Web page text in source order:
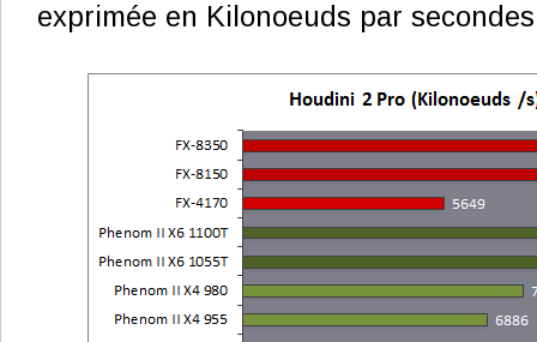
exprimée en Kilonoeuds par